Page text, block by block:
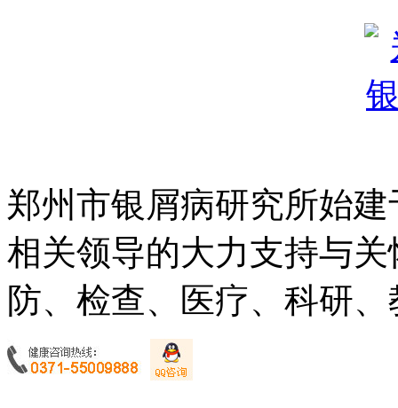
郑州市银屑病研究所始
相关领导的大力支持与
防、检查、医疗、科研